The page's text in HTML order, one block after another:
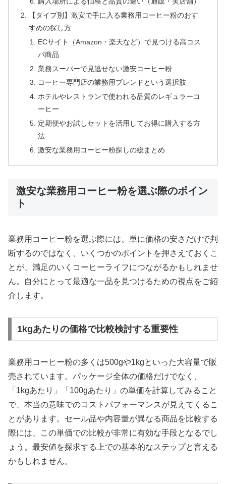
【タイプ別】激安で手に入る業務用コーヒー粉のおす
すめの探し方
ECサイト（Amazon・楽天など）で見つける高コス
パ商品
業務スーパーで見逃せない激安コーヒー粉
コーヒー専門店の業務用ブレンドという選択肢
ホテルやレストランで使われる品質のレギュラーコ
ーヒー
定期便やお試しセットを活用してお得に購入する方
法
激安な業務用コーヒー粉探しの総まとめ
激安な業務用コーヒー粉を選ぶ際のポイン
ト
業務用コーヒー粉を選ぶ際には、単に価格の安さだけで判
断するのではなく、いくつかのポイントを押さえておくこ
とが、満足のいくコーヒーライフにつながるかもしれませ
ん。自分にとって最適な一品を見つけるための視点をご紹
介します。
1kgあたりの価格で比較検討する重要性
業務用コーヒー粉の多くは500gや1kgといった大容量で販
売されています。パッケージ全体の価格だけでなく、
「1kgあたり」「100gあたり」の単価を計算してみること
で、本当の意味でのコストパフォーマンスが見えてくるこ
とがあります。セール品や内容量が異なる商品を比較する
際には、この単価での比較が非常に有効な手段となるでし
ょう。最安値を探求する上での基本的なステップと言える
かもしれません。